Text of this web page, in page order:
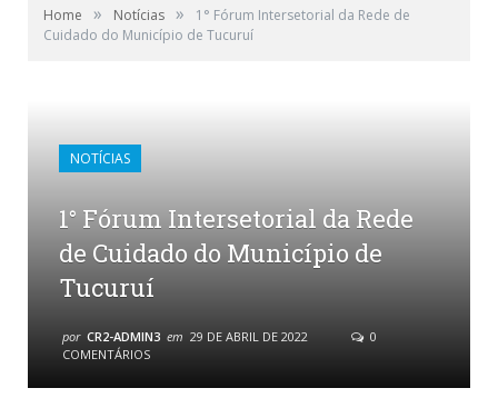
Home » Notícias »
1° Fórum Intersetorial da Rede de
Cuidado do Município de Tucuruí
NOTÍCIAS
1° Fórum Intersetorial da Rede
de Cuidado do Município de
Tucuruí
por CR2-ADMIN3 em 29 DE ABRIL DE 2022
0
COMENTÁRIOS